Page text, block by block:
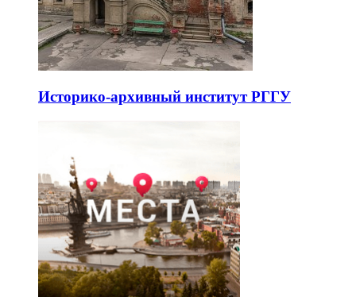
Историко-архивный институт РГГУ